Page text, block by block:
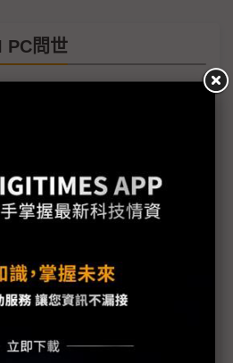
PC問世
超越MacBook Copilot會無所
平台 供應鏈樂見處理器大廠
6大NB ODM廠力挺
虛擬機器開放預覽 增強AI工